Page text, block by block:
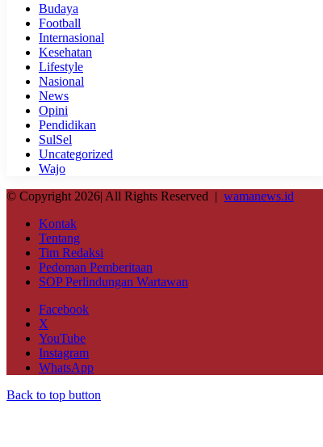
Budaya
Football
Internasional
Kesehatan
Lifestyle
Nasional
News
Opini
Pendidikan
SulSel
Uncategorized
Wajo
© Copyright 2026| All Rights Reserved | wamanews.id
Kontak
Tentang
Tim Redaksi
Pedoman Pemberitaan
SOP Perlindungan Wartawan
Facebook
X
YouTube
Instagram
WhatsApp
Back to top button